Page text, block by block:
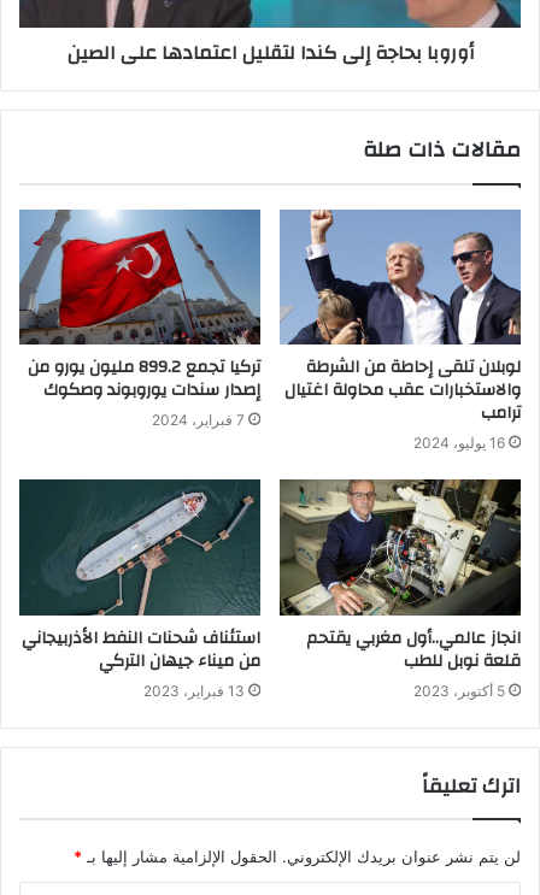
أوروبا بحاجة إلى كندا لتقليل اعتمادها على الصين
مقالات ذات صلة
لوبلان تلقى إحاطة من الشرطة
والاستخبارات عقب محاولة اغتيال
ترامب
16 يوليو، 2024
تركيا تجمع 899.2 مليون يورو من
إصدار سندات يوروبوند وصكوك
7 فبراير، 2024
انجاز عالمي..أول مغربي يقتحم
قلعة نوبل للطب
5 أكتوبر، 2023
استئناف شحنات النفط الأذربيجاني
من ميناء جيهان التركي
13 فبراير، 2023
اترك تعليقاً
لن يتم نشر عنوان بريدك الإلكتروني. الحقول الإلزامية مشار إليها بـ*